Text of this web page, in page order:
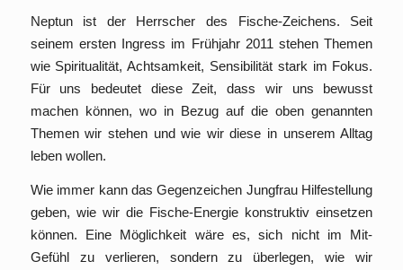
Neptun ist der Herrscher des Fische-Zeichens. Seit
seinem ersten Ingress im Frühjahr 2011 stehen Themen
wie Spiritualität, Achtsamkeit, Sensibilität stark im Fokus.
Für uns bedeutet diese Zeit, dass wir uns bewusst
machen können, wo in Bezug auf die oben genannten
Themen wir stehen und wie wir diese in unserem Alltag
leben wollen.
Wie immer kann das Gegenzeichen Jungfrau Hilfestellung
geben, wie wir die Fische-Energie konstruktiv einsetzen
können. Eine Möglichkeit wäre es, sich nicht im Mit-
Gefühl zu verlieren, sondern zu überlegen, wie wir